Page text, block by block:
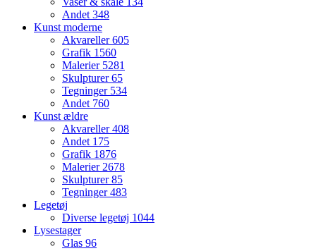
Andet 348
Kunst moderne
Akvareller605
Grafik 1560
Malerier 5281
Skulpturer65
Tegninger 534
Andet 760
Kunst ældre
Akvareller408
Andet 175
Grafik 1876
Malerier 2678
Skulpturer85
Tegninger483
Legetøj
Diverse legetøj 1044
Lysestager
Glas 96